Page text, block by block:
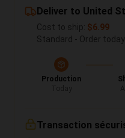
Deliver to United
Cost to ship: $6.99
Standard - Order
Production
Transaction